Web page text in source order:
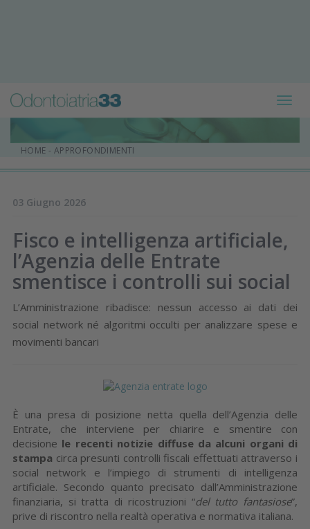
HOME - APPROFONDIMENTI
03 Giugno 2026
Fisco e intelligenza artificiale,
l’Agenzia delle Entrate
smentisce i controlli sui social
L’Amministrazione ribadisce: nessun accesso ai dati dei
social network né algoritmi occulti per analizzare spese e
movimenti bancari
È una presa di posizione netta quella dell’Agenzia delle
Entrate, che interviene per chiarire e smentire con
decisione le recenti notizie diffuse da alcuni organi di
stampa circa presunti controlli fiscali effettuati attraverso i
social network e l’impiego di strumenti di intelligenza
artificiale. Secondo quanto precisato dall’Amministrazione
finanziaria, si tratta di ricostruzioni “del tutto fantasiose”,
prive di riscontro nella realtà operativa e normativa italiana.